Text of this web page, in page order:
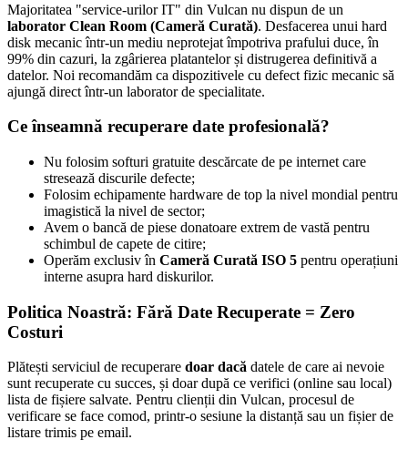
Majoritatea "service-urilor IT" din Vulcan nu dispun de un
laborator Clean Room (Cameră Curată). Desfacerea unui hard
disk mecanic într-un mediu neprotejat împotriva prafului duce, în
99% din cazuri, la zgârierea platantelor și distrugerea definitivă a
datelor. Noi recomandăm ca dispozitivele cu defect fizic mecanic să
ajungă direct într-un laborator de specialitate.
Ce înseamnă recuperare date profesională?
Nu folosim softuri gratuite descărcate de pe internet care
stresează discurile defecte;
Folosim echipamente hardware de top la nivel mondial pentru
imagistică la nivel de sector;
Avem o bancă de piese donatoare extrem de vastă pentru
schimbul de capete de citire;
Operăm exclusiv în Cameră Curată ISO 5 pentru operațiuni
interne asupra hard diskurilor.
Politica Noastră: Fără Date Recuperate = Zero
Costuri
Plătești serviciul de recuperare doar dacă datele de care ai nevoie
sunt recuperate cu succes, și doar după ce verifici (online sau local)
lista de fișiere salvate. Pentru clienții din Vulcan, procesul de
verificare se face comod, printr-o sesiune la distanță sau un fișier de
listare trimis pe email.